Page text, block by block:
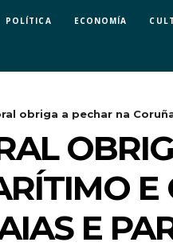
POLÍTICA ECONOMÍA
obriga a pechar na
E
E